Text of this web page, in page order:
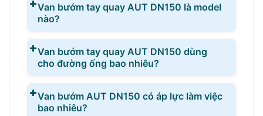
Van bướm tay quay AUT DN150 là model
nào?
Van bướm tay quay AUT DN150 dùng
cho đường ống bao nhiêu?
Van bướm AUT DN150 có áp lực làm việc
bao nhiêu?